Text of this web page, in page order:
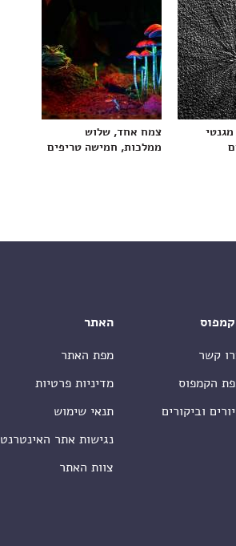
צמח אחד, שלוש
ממלכות, חמישה טריפים
קשר
הקמפוס
וביקורים
האתר
מפת האתר
מדיניות פרטיות
תנאי שימוש
נגישות אתר האינטרנט
צוות האתר